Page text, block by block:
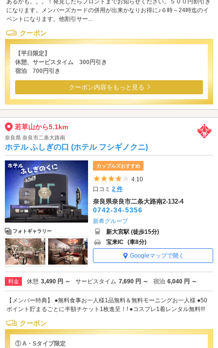
になります。メンバーズカードの併用が出来かなりお得に♪６時～24時迄のイ
ベントになります。他割引サー...
クーポン
【平日限定】
休憩、サービスタイム 300円引き
宿泊 700円引き
クーポン内容をもっと見る
若草山から5.1km
奈良県 奈良市二条大路南
ホテル ふしぎの口 (ホテル フシギノクニ)
フォトギャラリー
カップルズおすすめ
5つ星のうち4
4.10
口コミ2 件
奈良県奈良市二条大路南2-132-4
0742-34-5356
新希グループ
新大宮駅 (徒歩15分)
宝来IC (車8分)
Googleマップで開く
料金 休憩 3,490 円 ～ サービスタイム 7,690 円 ～ 宿泊 6,040 円 ～
【メンバー特典】 ●無料食事お一人様1品無料＆無料モーニングお一人様 ●50
ポイント貯まるごとに半額チケット1枚進呈！! ●コスプレ1着レンタル無料!!!
クーポン
① A・Sタイプ限定